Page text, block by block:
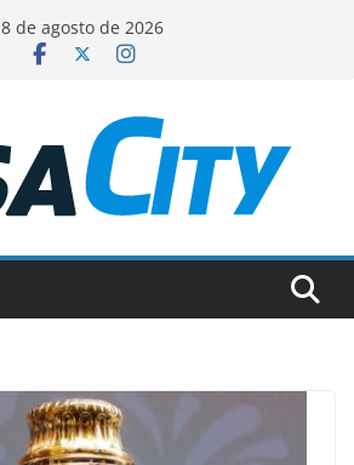
8 de agosto de 2026